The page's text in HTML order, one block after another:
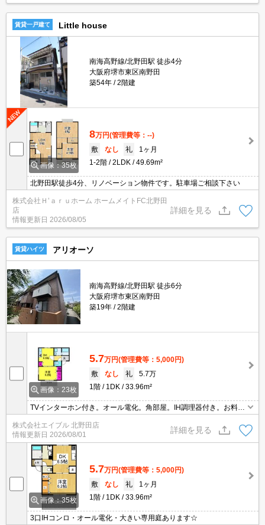
賃貸一戸建て Little house
南海高野線/北野田駅 徒歩4分
大阪府堺市東区南野田
築54年
2階建
画像：35枚
8万円(管理費等：--)
敷
なし 礼
1ヶ月
1-2階
2LDK 49.69m²
北野田駅徒歩4分、リノベーション物件です。駐車場ご相談下さい
株式会社Ｈ’ａｒｕホーム ホームメイトFC北野田
店
情報更新日 2026/08/05
詳細を見る
賃貸ハイツ アリオーソ
南海高野線/北野田駅 徒歩6分
大阪府堺市東区南野田
築19年
2階建
画像：23枚
5.7万円(管理費等：5,000円)
敷
なし 礼
5.7万
1階
1DK 33.96m²
TVインターホン付き。オール電化。角部屋。IH調理器付き。お料理
株式会社エイブル 北野田店
情報更新日 2026/08/01
詳細を見る
画像：35枚
5.7万円(管理費等：5,000円)
敷
なし 礼
1ヶ月
1階
1DK 33.96m²
3口IHコンロ・オール電化・大きい専用庭あります☆